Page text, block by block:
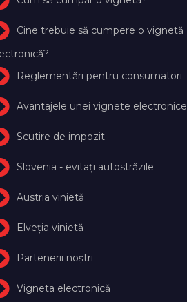
Cine trebuie să cumpere o vignetă
Reglementări pentru consumatori
Avantajele unei vignete electronice
Scutire de impozit
Slovenia - evitați autostrăzile
Austria vinietă
Elveţia vinietă
Partenerii noștri
Vigneta electronică